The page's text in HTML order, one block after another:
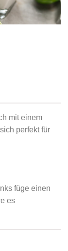
mit einem
perfekt für
füge einen
es